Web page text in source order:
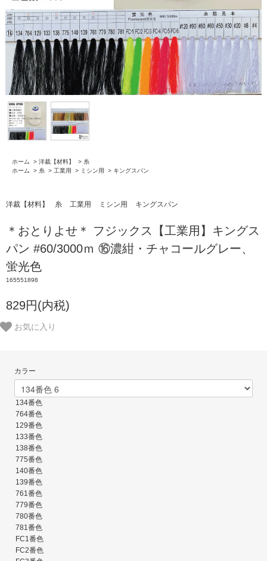
ホーム > 洋裁【材料】 > 糸
ホーム
> 糸 > 工業用 > ミシン用 > キングスパン
洋裁【材料】 糸 工業用 ミシン用 キングスパン
＊おとりよせ＊ フジックス【工業用】キングス
パン #60/3000ｍ ⑯濃紺・チャコールグレー、
蛍光色
165551898
829円(内税)
お気に入り
カラー